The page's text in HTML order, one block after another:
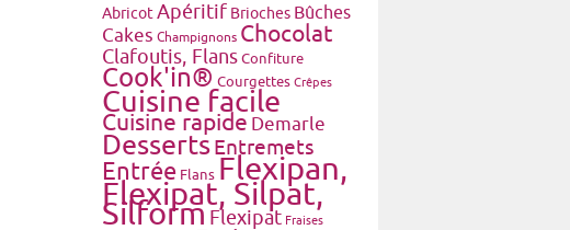
Abricot Apéritif Brioches Bûches
Cakes Champignons Chocolat
Clafoutis, Flans Confiture
Cook'in® Courgettes Crêpes
Cuisine facile
Cuisine rapide Demarle
Desserts Entremets
Entrée Flans Flexipan,
Flexipat, Silpat,
Silform Flexipat Fraises